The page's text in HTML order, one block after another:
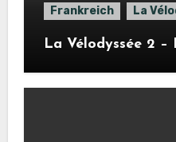
Frankreich La
La Vélodyssée 2 –